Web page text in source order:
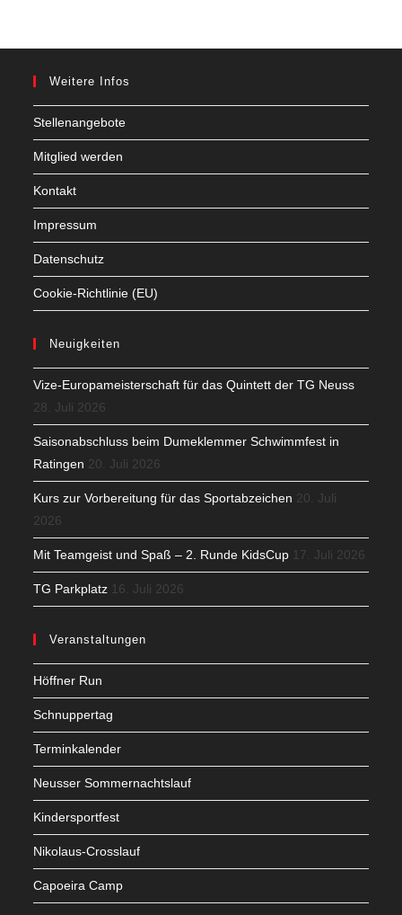
Weitere Infos
Stellenangebote
Mitglied werden
Kontakt
Impressum
Datenschutz
Cookie-Richtlinie (EU)
Neuigkeiten
Vize-Europameisterschaft für das Quintett der TG Neuss
28. Juli 2026
Saisonabschluss beim Dumeklemmer Schwimmfest in
Ratingen 20. Juli 2026
Kurs zur Vorbereitung für das Sportabzeichen 20. Juli
2026
Mit Teamgeist und Spaß – 2. Runde KidsCup 17. Juli 2026
TG Parkplatz 16. Juli 2026
Veranstaltungen
Höffner Run
Schnuppertag
Terminkalender
Neusser Sommernachtslauf
Kindersportfest
Nikolaus-Crosslauf
Capoeira Camp